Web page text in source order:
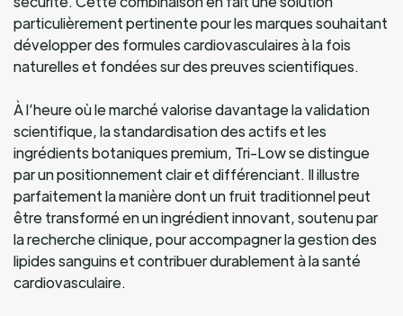
particulièrement pertinente pour les marques souhaitant
développer des formules cardiovasculaires à la fois
naturelles et fondées sur des preuves scientifiques.
À l’heure où le marché valorise davantage la validation
scientifique, la standardisation des actifs et les
ingrédients botaniques premium, Tri-Low se distingue
par un positionnement clair et différenciant. Il illustre
parfaitement la manière dont un fruit traditionnel peut
être transformé en un ingrédient innovant, soutenu par
la recherche clinique, pour accompagner la gestion des
lipides sanguins et contribuer durablement à la santé
cardiovasculaire.